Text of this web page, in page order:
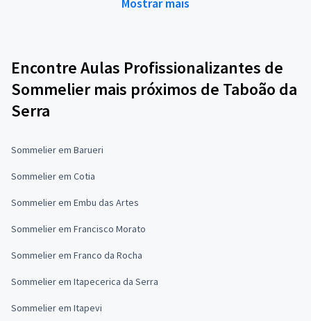
Encontre Aulas Profissionalizantes de
Sommelier mais próximos de Taboão da
Serra
Sommelier em Barueri
Sommelier em Cotia
Sommelier em Embu das Artes
Sommelier em Francisco Morato
Sommelier em Franco da Rocha
Sommelier em Itapecerica da Serra
Sommelier em Itapevi